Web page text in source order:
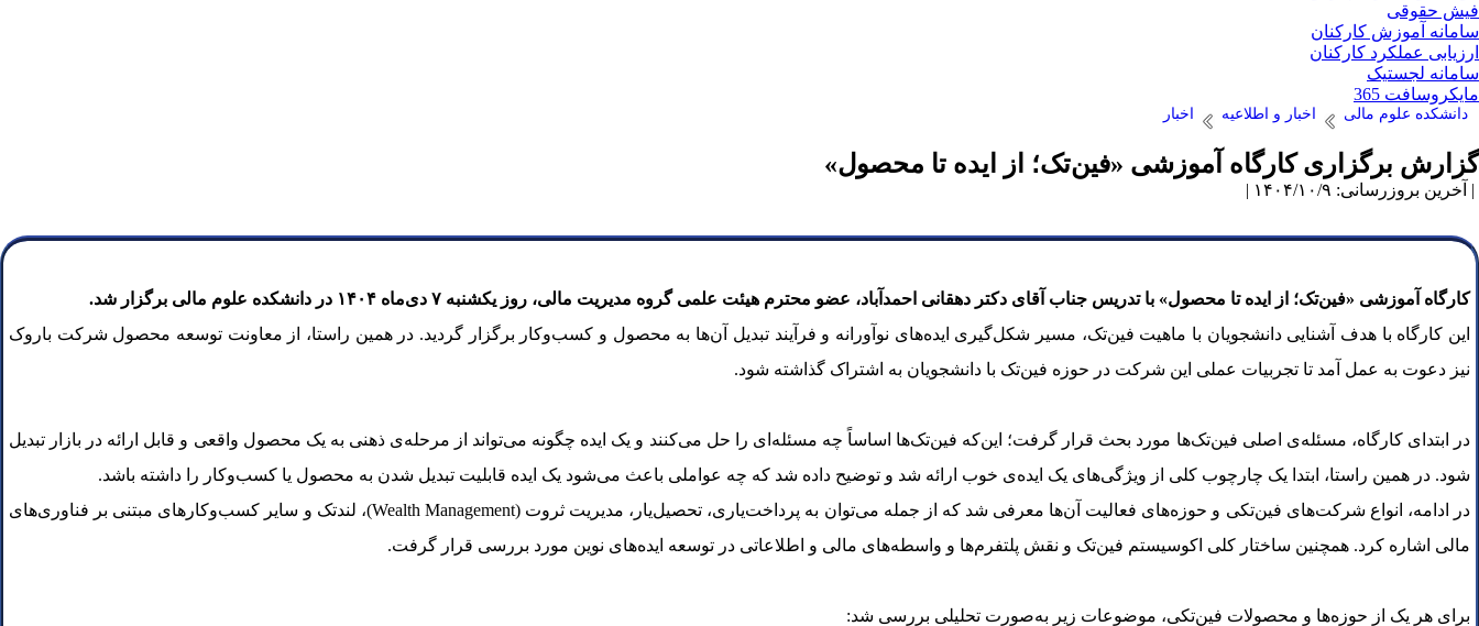
فیش حقوقی
سامانه آموزش کارکنان
ارزیابی عملکرد کارکنان
سامانه لجستیک
مایکروسافت 365
دانشکده علوم مالی اخبار و اطلاعیه اخبار
گزارش برگزاری کارگاه آموزشی «فین‌تک؛ از ایده تا محصول»
| آخرین بروزرسانی: ۱۴۰۴/۱۰/۹ |
کارگاه آموزشی «فین‌تک؛ از ایده تا محصول» با تدریس جناب آقای دکتر دهقانی احمدآباد، عضو محترم هیئت علمی گروه مدیریت مالی، روز یکشنبه ۷ دی‌ماه ۱۴۰۴ در دانشکده علوم مالی برگزار شد.
این کارگاه با هدف آشنایی دانشجویان با ماهیت فین‌تک، مسیر شکل‌گیری ایده‌های نوآورانه و فرآیند تبدیل آن‌ها به محصول و کسب‌وکار برگزار گردید. در همین راستا، از معاونت توسعه محصول شرکت باروک
نیز دعوت به عمل آمد تا تجربیات عملی این شرکت در حوزه فین‌تک با دانشجویان به اشتراک گذاشته شود.
در ابتدای کارگاه، مسئله‌ی اصلی فین‌تک‌ها مورد بحث قرار گرفت؛ این‌که فین‌تک‌ها اساساً چه مسئله‌ای را حل می‌کنند و یک ایده چگونه می‌تواند از مرحله‌ی ذهنی به یک محصول واقعی و قابل ارائه در بازار تبدیل
شود. در همین راستا، ابتدا یک چارچوب کلی از ویژگی‌های یک ایده‌ی خوب ارائه شد و توضیح داده شد که چه عواملی باعث می‌شود یک ایده قابلیت تبدیل شدن به محصول یا کسب‌وکار را داشته باشد.
در ادامه، انواع شرکت‌های فین‌تکی و حوزه‌های فعالیت آن‌ها معرفی شد که از جمله می‌توان به پرداخت‌یاری، تحصیل‌یار، مدیریت ثروت (Wealth Management)، لندتک و سایر کسب‌وکارهای مبتنی بر فناوری‌های
مالی اشاره کرد. همچنین ساختار کلی اکوسیستم فین‌تک و نقش پلتفرم‌ها و واسطه‌های مالی و اطلاعاتی در توسعه ایده‌های نوین مورد بررسی قرار گرفت.
برای هر یک از حوزه‌ها و محصولات فین‌تکی، موضوعات زیر به‌صورت تحلیلی بررسی شد: